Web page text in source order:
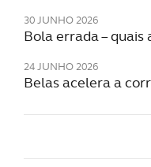
Consulte a política de
30 JUNHO 2026
Bola errada – quais
24 JUNHO 2026
Belas acelera a